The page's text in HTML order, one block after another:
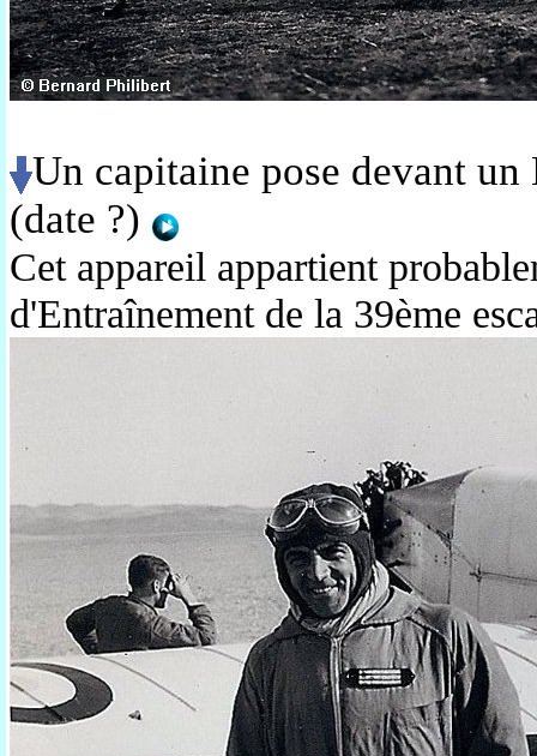
Un capitaine pose devant
(date ?)
Cet appareil appartient
d'Entraînement de la 39ème